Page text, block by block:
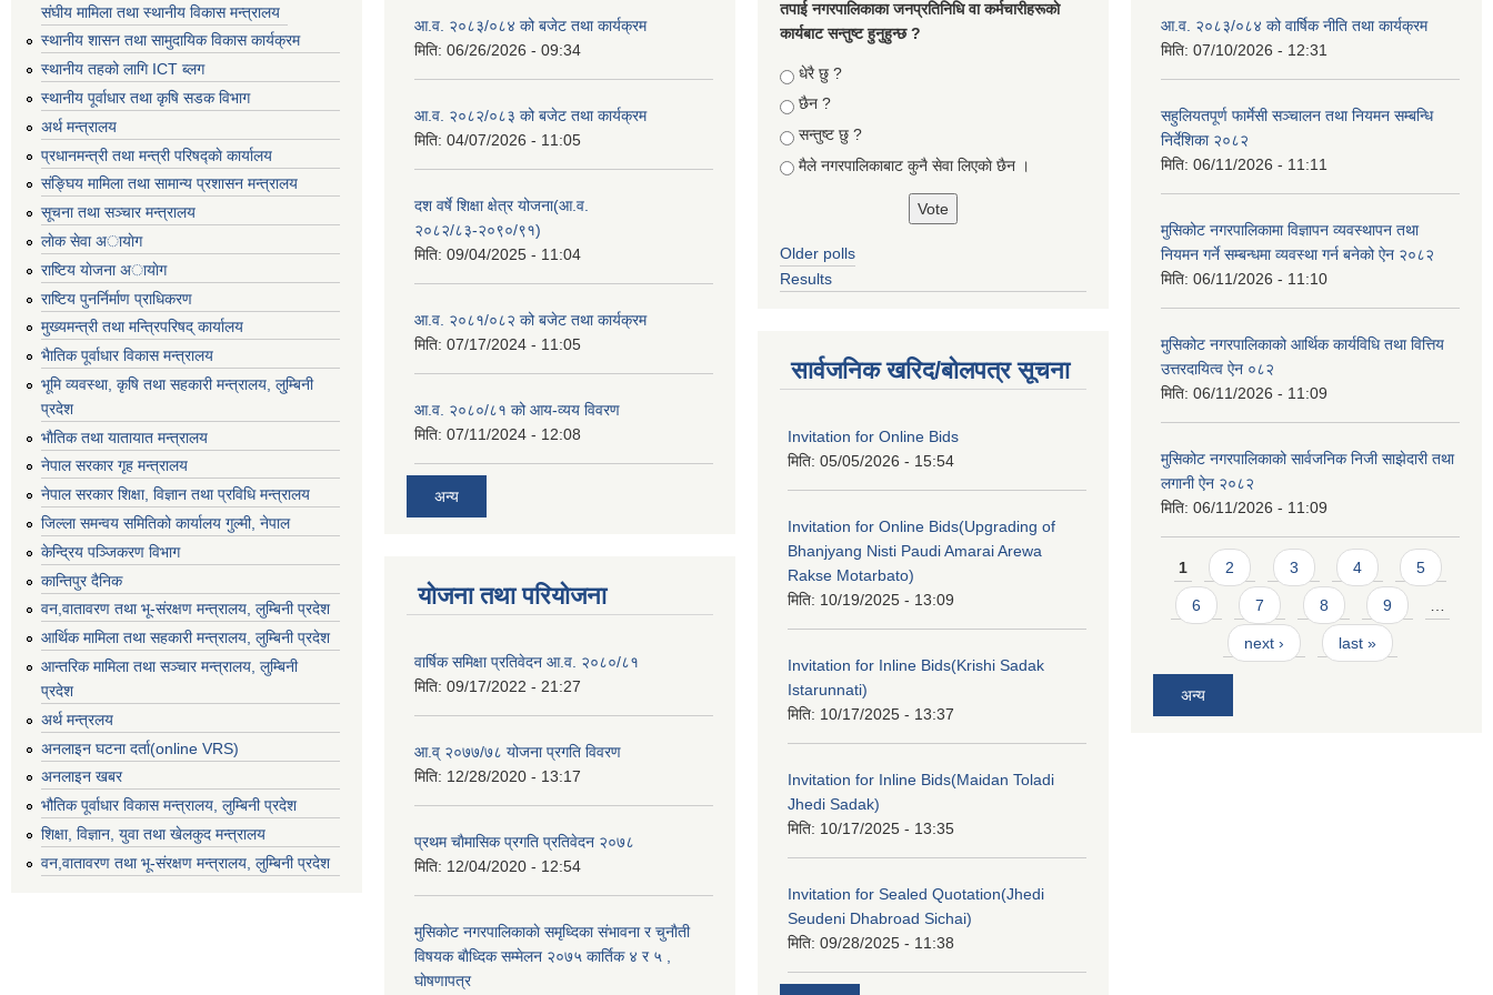
संघीय मामिला तथा स्थानीय विकास मन्त्रालय
स्थानीय शासन तथा सामुदायिक विकास कार्यक्रम
स्थानीय तहको लागि ICT ब्लग
स्थानीय पूर्वाधार तथा कृषि सडक विभाग
अर्थ मन्त्रालय
प्रधानमन्त्री तथा मन्त्री परिषद्काे कार्यालय
संङ्घिय मामिला तथा सामान्य प्रशासन मन्त्रालय
सूचना तथा सञ्चार मन्त्रालय
लाेक सेवा अायाेग
राष्टिय याेजना अायाेग
राष्टिय पुनर्निर्माण प्राधिकरण
मुख्यमन्त्री तथा मन्त्रिपरिषद् कार्यालय
भैातिक पूर्वाधार विकास मन्त्रालय
भूमि व्यवस्था, कृषि तथा सहकारी मन्त्रालय, लु्म्बिनी
प्रदेश
भाैतिक तथा यातायात मन्त्रालय
नेपाल सरकार गृह मन्त्रालय
नेपाल सरकार शिक्षा, विज्ञान तथा प्रविधि मन्त्रालय
जिल्ला समन्वय समितिको कार्यालय गुल्मी, नेपाल
केन्द्रिय पञ्जिकरण विभाग
कान्तिपुर दैनिक
वन,वातावरण तथा भू-संरक्षण मन्त्रालय, लुम्बिनी प्रदेश
आर्थिक मामिला तथा सहकारी मन्त्रालय, लुम्बिनी प्रदेश
आन्तरिक मामिला तथा सञ्चार मन्त्रालय, लुम्बिनी
प्रदेश
अर्थ मन्त्रलय
अनलाइन घटना दर्ता(online VRS)
अनलाइन खबर
भौतिक पूर्वाधार विकास मन्त्रालय, लुम्बिनी प्रदेश
शिक्षा, विज्ञान, युवा तथा खेलकुद मन्‍‍त्रालय
वन,वातावरण तथा भू-संरक्षण मन्त्रालय, लुम्बिनी प्रदेश
आ.व. २०८३/०८४ को बजेट तथा कार्यक्रम
मिति: 06/26/2026 - 09:34
आ.व. २०८२/०८३ को बजेट तथा कार्यक्रम
मिति: 04/07/2026 - 11:05
दश वर्षे शिक्षा क्षेत्र योजना(आ.व.
२०८२/८३-२०९०/९१)
मिति: 09/04/2025 - 11:04
आ.व. २०८१/०८२ को बजेट तथा कार्यक्रम
मिति: 07/17/2024 - 11:05
आ.व. २०८०/८१ को आय-व्यय विवरण
मिति: 07/11/2024 - 12:08
अन्य
योजना तथा परियोजना
वार्षिक समिक्षा प्रतिवेदन आ.व. २०८०/८१
मिति: 09/17/2022 - 21:27
आ.व् २०७७/७८ योजना प्रगति विवरण
मिति: 12/28/2020 - 13:17
प्रथम चाैमासिक प्रगति प्रतिवेदन २०७८
मिति: 12/04/2020 - 12:54
मुसिकाेट नगरपालिकाकाे समृध्दिका संभावना र चुनाैती
विषयक बाैध्दिक सम्मेलन २०७५ कार्तिक ४ र ५ ,
घाेषणापत्र
तपा‌ई नगरपालिकाका जनप्रतिनिधि वा कर्मचारीहरूकाे
कार्यबाट सन्तुष्ट हुनुहुन्छ ?
Choices
धेरै छु ?
छैन ?
सन्तुष्ट छु ?
मैले नगरपालिकाबाट कुनै सेवा लिएकाे छैन ।
Older polls
Results
सार्वजनिक खरिद/बोलपत्र सूचना
Invitation for Online Bids
मिति: 05/05/2026 - 15:54
Invitation for Online Bids(Upgrading of
Bhanjyang Nisti Paudi Amarai Arewa
Rakse Motarbato)
मिति: 10/19/2025 - 13:09
Invitation for Inline Bids(Krishi Sadak
Istarunnati)
मिति: 10/17/2025 - 13:37
Invitation for Inline Bids(Maidan Toladi
Jhedi Sadak)
मिति: 10/17/2025 - 13:35
Invitation for Sealed Quotation(Jhedi
Seudeni Dhabroad Sichai)
मिति: 09/28/2025 - 11:38
आ.व. २०८३/०८४ को वार्षिक नीति तथा कार्यक्रम
मिति: 07/10/2026 - 12:31
सहुलियतपूर्ण फार्मेसी सञ्चालन तथा नियमन सम्बन्धि
निर्देशिका २०८२
मिति: 06/11/2026 - 11:11
मुसिकोट नगरपालिकामा विज्ञापन व्यवस्थापन तथा
नियमन गर्ने सम्बन्धमा व्यवस्था गर्न बनेको ऐन २०८२
मिति: 06/11/2026 - 11:10
मुसिकोट नगरपालिकाको आर्थिक कार्यविधि तथा वित्तिय
उत्तरदायित्व ऐन ०८२
मिति: 06/11/2026 - 11:09
मुसिकोट नगरपालिकाको सार्वजनिक निजी साझेदारी तथा
लगानी ऐन २०८२
मिति: 06/11/2026 - 11:09
Pages
1 2 3 4 5
6 7 8 9 …
next › last »
अन्य